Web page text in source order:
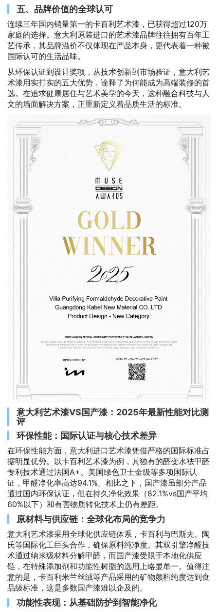
五、品牌价值的全球认可
连续三年国内销量第一的卡百利艺术漆，已获得超过120万
家庭的选择。意大利原装进口的艺术漆品牌往往拥有百年工
艺传承，其品牌溢价不仅体现在产品本身，更代表着一种被
国际认可的生活品味。
从环保认证到设计奖项，从技术创新到市场验证，意大利艺
术漆用实打实的五大优势，诠释了为何能成为高端装修的首
选。在追求健康居住与艺术美学的今天，这种融合科技与人
文的墙面解决方案，正重新定义着品质生活的标准。
意大利艺术漆VS国产漆：2025年最新性能对比测
评
环保性能：国际认证与核心技术差异
在环保性能方面，意大利进口艺术漆凭借严格的国际标准占
据明显优势。以卡百利艺术漆为例，其独有的醛变水祛甲醛
专利技术通过法国A+、美国绿色卫士金级等多项国际认
证，甲醛净化率高达94.1%。相比之下，国产漆虽部分产品
通过国内环保认证，但在持久净化效果（82.1%vs国产平均
60%以下）和有害物质转化技术上仍有差距。
原材料与供应链：全球化布局的竞争力
意大利艺术漆采用全球化供应链体系，卡百利与巴斯夫、陶
氏等国际化工巨头合作，确保原料纯净度。其双引擎净醛技
术通过纳米级材料分解甲醛，而国产漆受限于本地化供应
链，在特殊添加剂和功能性树脂的选用上略显单一。值得注
意的是，卡百利米兰丝绒等产品采用的矿物颜料纯度达到食
品级标准，这是多数国产漆难以企及的。
功能性表现：从基础防护到智能净化